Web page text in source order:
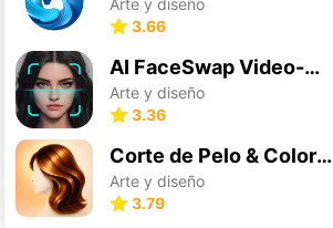
3.66
AI FaceSwap Video-Swapme
Arte y diseño
3.36
Corte de Pelo & Color IA
Arte y diseño
3.79